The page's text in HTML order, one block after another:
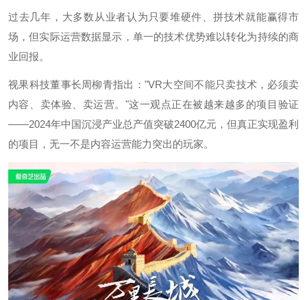
过去几年，大多数从业者认为只要堆硬件、拼技术就能赢得市
场，但实际运营数据显示，单一的技术优势难以转化为持续的商
业回报。
视果科技董事长周柳青指出："VR大空间不能只卖技术，必须卖
内容、卖体验、卖运营。"这一观点正在被越来越多的项目验证
——2024年中国沉浸产业总产值突破2400亿元，但真正实现盈利
的项目，无一不是内容运营能力突出的玩家。